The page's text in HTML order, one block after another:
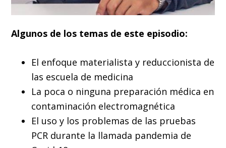
Algunos de los temas de este episodio:
El enfoque materialista y reduccionista de
las escuela de medicina
La poca o ninguna preparación médica en
contaminación electromagnética
El uso y los problemas de las pruebas
PCR durante la llamada pandemia de